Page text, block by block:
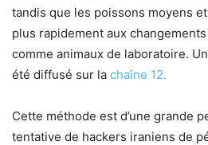
tandis que les poissons moyens
plus rapidement aux
comme animaux de laboratoire.
été diffusé sur la chaîne 12.
Cette méthode est d’une grande
tentative de hackers iraniens de